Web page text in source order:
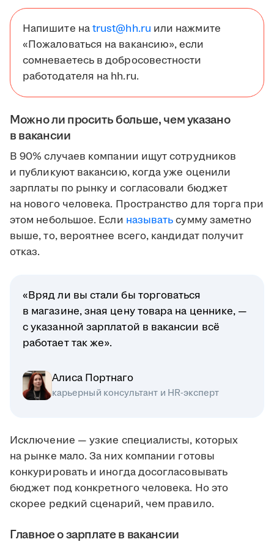
Напишите наtrust@hh.ru или нажмите
«Пожаловаться на вакансию», если
сомневаетесь в добросовестности
работодателя на hh.ru.
Можно ли просить больше, чем указано
в вакансии
В 90% случаев компании ищут сотрудников
и публикуют вакансию, когда уже оценили
зарплаты по рынку и согласовали бюджет
на нового человека. Пространство для торга при
этом небольшое. Если называтьсумму заметно
выше, то, вероятнее всего, кандидат получит
отказ.
«Вряд ли вы стали бы торговаться
в магазине, зная цену товара на ценнике, —
с указанной зарплатой в вакансии всё
работает так же».
Алиса Портнаго
карьерный консультант и HR-эксперт
Исключение — узкие специалисты, которых
на рынке мало. За них компании готовы
конкурировать и иногда досогласовывать
бюджет под конкретного человека. Но это
скорее редкий сценарий, чем правило.
Главное о зарплате в вакансии